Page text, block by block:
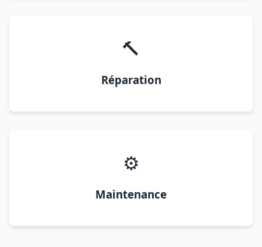
🔨
Réparation
⚙️
Maintenance